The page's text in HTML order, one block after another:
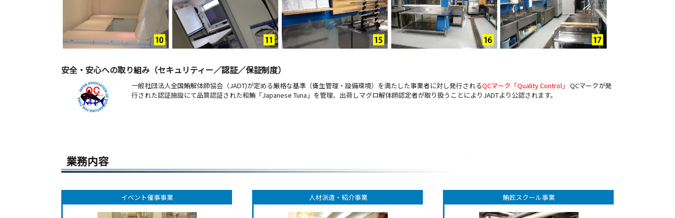
安全・安心への取り組み（セキュリティー／認証／保証制度）
一般社団法人全国鮪解体師協会（JADT)が定める厳格な基準（衛生管理・設備環境）を満たした事業者に対し発行されるQCマーク「Quality Control」 QCマークが発
行された認証施設にて品質認証された和鮪「Japanese Tuna」を管理、出荷しマグロ解体師認定者が取り扱うことによりJADTより公認されます。
業務内容
イベント催事事業 人材派遣・紹介事業 鮪匠スクール事業